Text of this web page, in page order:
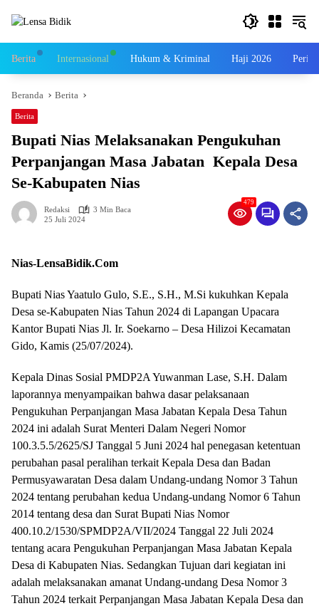
Berita Internasional Hukum & Kriminal Haji 2026
Beranda Berita
Berita
Bupati Nias Melaksanakan Pengukuhan
Perpanjangan Masa Jabatan Kepala Desa
Se-Kabupaten Nias
Redaksi
3 Min Baca
25 Juli 2024
479
Nias-LensaBidik.Com
Bupati Nias Yaatulo Gulo, S.E., S.H., M.Si kukuhkan Kepala
Desa se-Kabupaten Nias Tahun 2024 di Lapangan Upacara
Kantor Bupati Nias Jl. Ir. Soekarno – Desa Hilizoi Kecamatan
Gido, Kamis (25/07/2024).
Kepala Dinas Sosial PMDP2A Yuwanman Lase, S.H. Dalam
laporannya menyampaikan bahwa dasar pelaksanaan
Pengukuhan Perpanjangan Masa Jabatan Kepala Desa Tahun
2024 ini adalah Surat Menteri Dalam Negeri Nomor
100.3.5.5/2625/SJ Tanggal 5 Juni 2024 hal penegasan ketentuan
perubahan pasal peralihan terkait Kepala Desa dan Badan
Permusyawaratan Desa dalam Undang-undang Nomor 3 Tahun
2024 tentang perubahan kedua Undang-undang Nomor 6 Tahun
2014 tentang desa dan Surat Bupati Nias Nomor
400.10.2/1530/SPMDP2A/VII/2024 Tanggal 22 Juli 2024
tentang acara Pengukuhan Perpanjangan Masa Jabatan Kepala
Desa di Kabupaten Nias. Sedangkan Tujuan dari kegiatan ini
adalah melaksanakan amanat Undang-undang Desa Nomor 3
Tahun 2024 terkait Perpanjangan Masa Jabatan Kepala Desa dan